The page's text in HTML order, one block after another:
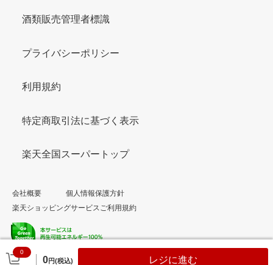
0
0円(税込) レジに進む
酒類販売管理者標識
プライバシーポリシー
利用規約
特定商取引法に基づく表示
楽天全国スーパートップ
会社概要
個人情報保護方針
楽天ショッピングサービスご利用規約
© Rakuten Group, Inc.